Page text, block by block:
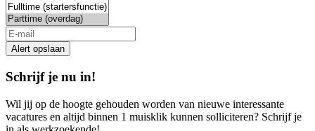
Alert opslaan
Schrijf je nu in!
Wil jij op de hoogte gehouden worden van nieuwe interessante
vacatures en altijd binnen 1 muisklik kunnen solliciteren? Schrijf je